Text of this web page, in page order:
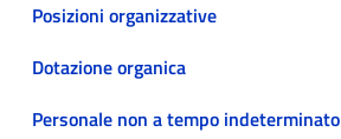
Posizioni organizzative
Dotazione organica
Personale non a tempo indeterminato